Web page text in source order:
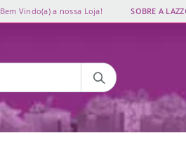
Bem Vindo(a) a nossa Loja! SOBRE A